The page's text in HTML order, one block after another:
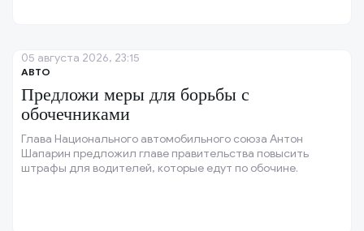
АВТО
Предложи меры для борьбы с
обочечниками
Глава Национального автомобильного союза Антон
Шапарин предложил главе правительства повысить
штрафы для водителей, которые едут по обочине.
05 августа 2026, 23:15